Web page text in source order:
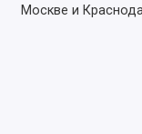
Москве и